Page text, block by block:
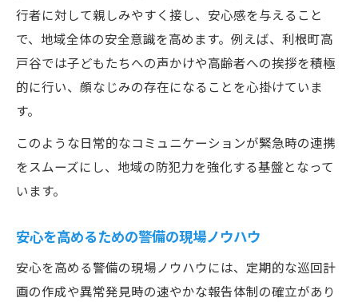
行者に対して親しみやすく接し、安心感を与えること
で、地域全体の安全意識を高めます。例えば、利根町高
戸谷では子どもたちへの声かけや高齢者への挨拶を積極
的に行い、顔なじみの存在になることを心掛けていま
す。
このような日常的なコミュニケーションが緊急時の連携
をスムーズにし、地域の防犯力を強化する基盤となって
います。
安心を高めるための警備の現場ノウハウ
安心を高める警備の現場ノウハウには、定期的な巡回計
画の作成や異常発見時の速やかな報告体制の確立があり